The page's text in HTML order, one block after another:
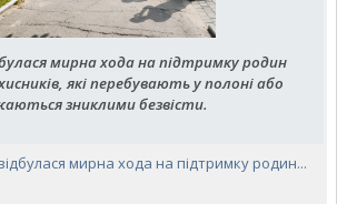
мирна хода на підтримку родин
які перебувають у полоні або
зниклими безвісти.
мирна хода на підтримку родин...